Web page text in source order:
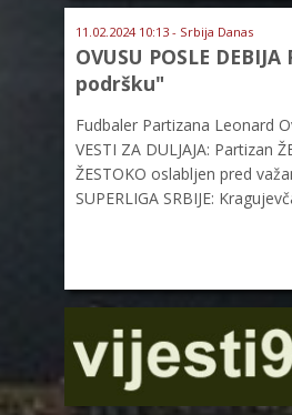
11.02.2024 10:13 - Srbija Danas
OVUSU POSLE
podršku"
Fudbaler Partizana Leonard
VESTI ZA DULJAJA: Partizan
ŽESTOKO oslabljen pred
SUPERLIGA SRBIJE: